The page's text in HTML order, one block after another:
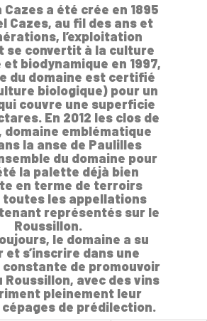
Cazes a été crée en 1895
Cazes, au fil des ans et
l’exploitation
se convertit à la culture
biodynamique en 1997,
du domaine est certifié
biologique) pour un
couvre une superficie
En 2012 les clos de
domaine emblématique
la anse de Paulilles
du domaine pour
la palette déjà bien
en terme de terroirs
toutes les appellations
représentés sur le
Roussillon.
le domaine a su
et s’inscrire dans une
constante de promouvoir
Roussillon, avec des vins
pleinement leur
de prédilection.